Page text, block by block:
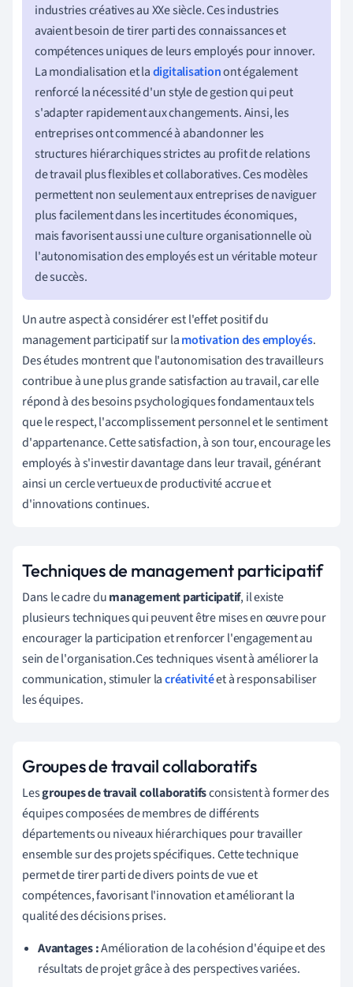
industries créatives au XXe siècle. Ces industries
avaient besoin de tirer parti des connaissances et
compétences uniques de leurs employés pour innover.
La mondialisation et ladigitalisationont également
renforcé la nécessité d'un style de gestion qui peut
s'adapter rapidement aux changements. Ainsi, les
entreprises ont commencé à abandonner les
structures hiérarchiques strictes au profit de relations
de travail plus flexibles et collaboratives. Ces modèles
permettent non seulement aux entreprises de naviguer
plus facilement dans les incertitudes économiques,
mais favorisent aussi une culture organisationnelle où
l'autonomisation des employés est un véritable moteur
de succès.
Un autre aspect à considérer est l'effet positif du
management participatif sur lamotivation des employés.
Des études montrent que l'autonomisation des travailleurs
contribue à une plus grande satisfaction au travail, car elle
répond à des besoins psychologiques fondamentaux tels
que le respect, l'accomplissement personnel et le sentiment
d'appartenance. Cette satisfaction, à son tour, encourage les
employés à s'investir davantage dans leur travail, générant
ainsi un cercle vertueux de productivité accrue et
d'innovations continues.
Techniques de management participatif
Dans le cadre dumanagement participatif, il existe
plusieurs techniques qui peuvent être mises en œuvre pour
encourager la participation et renforcer l'engagement au
sein de l'organisation.Ces techniques visent à améliorer la
communication, stimuler lacréativitéet à responsabiliser
les équipes.
Groupes de travail collaboratifs
Lesgroupes de travail collaboratifsconsistent à former des
équipes composées de membres de différents
départements ou niveaux hiérarchiques pour travailler
ensemble sur des projets spécifiques. Cette technique
permet de tirer parti de divers points de vue et
compétences, favorisant l'innovation et améliorant la
qualité des décisions prises.
Avantages :Amélioration de la cohésion d'équipe et des
résultats de projet grâce à des perspectives variées.